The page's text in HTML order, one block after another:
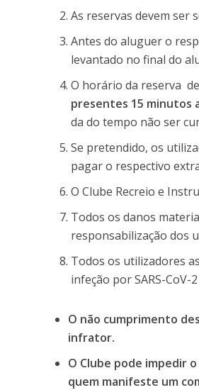
As reservas devem ser
Antes do aluguer o
levantado no final do
O horário da reserva
presentes 15 minutos
da do tempo não ser
Se pretendido, os
pagar o respectivo
O Clube Recreio e
Todos os danos
responsabilização dos
Todos os utilizadores
infeção por SARS-CoV-2
O não cumprimento
infrator.
O Clube pode impedir
quem manifeste um